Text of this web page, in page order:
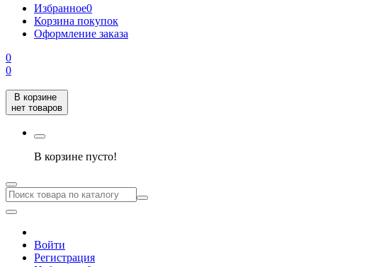
Избранное0
Корзина покупок
Оформление заказа
0
0
В корзине
нет товаров
В корзине пусто!
Войти
Регистрация